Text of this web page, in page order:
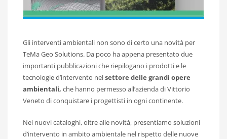
Gli interventi ambientali non sono di certo una novità per
TeMa Geo Solutions. Da poco ha appena presentato due
importanti pubblicazioni che riepilogano i prodotti e le
tecnologie d’intervento nelsettore delle grandi opere
ambientali, che hanno permesso all’azienda di Vittorio
Veneto di conquistare i progettisti in ogni continente.
Nei nuovi cataloghi, oltre alle novità, presentiamo soluzioni
d’intervento in ambito ambientale nel rispetto delle nuove